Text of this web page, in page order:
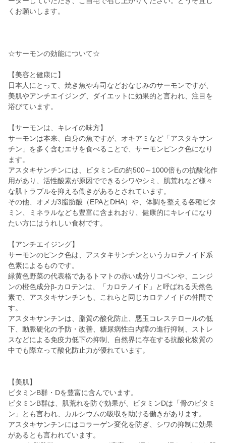
くお願いします。
☆サーモンの効能について☆
【美容と健康に】
日本人にとって、焼き魚や寿司などおなじみのサーモンですが、
美肌やアンチエイジング、ダイエットに効果的と言われ、注目を
浴びています。
【サーモンは、キレイの味方】
サーモンは本来、白身の魚ですが、オキアミなど「アスタキサン
チン」を多く含むエサを食べることで、サーモンピンク色になり
ます。
アスタキサンチンには、ビタミンEの約500～1000倍もの抗酸化作
用があり、活性酸素が原因でできるシワやシミ、肌荒れなど様々
な肌トラブルを抑える働きがあるとされています。
その他、オメガ3脂肪酸（EPAとDHA）や、体調を整える各種ビタ
ミン、ミネラルなども豊富に含まれおり、健康的にキレイになり
たい方にはうれしい食材です。
【アンチエイジング】
サーモンのピンク色は、アスタキサンチンというカロテノイド系
色素によるものです。
緑黄色野菜の代表格であるトマトの赤い成分リコペンや、ニンジ
ンの橙色成分β-カロテンは、「カロテノイド」と呼ばれる天然色
素で、アスタキサンチンも、これらと同じカロテノイドの仲間で
す。
アスタキサンチンは、脂質の酸化防止、悪玉コレステロールの低
下、動脈硬化の予防・改善、糖尿病性白内障の進行抑制、ストレ
スなどによる免疫力低下の抑制、自然界に存在する抗酸化物質の
中でも際立って酸化防止力が優れています。
【美肌】
ビタミンB群・Dを豊富に含んでいます。
ビタミンB群は、肌荒れを防ぐ効果が、ビタミンDは「骨のビタミ
ン」とも言われ、カルシウムの吸収を助ける働きがあります。
アスタキサンチンにはコラーゲン変化を防ぎ、シワの抑制に効果
があるとも言われています。